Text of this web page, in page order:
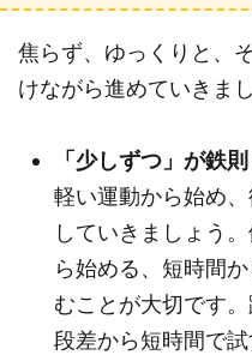
焦らず、ゆっくりと、
けながら進めていきまし
「少しずつ」が鉄則
軽い運動から始め
していきましょう
ら始める、短時間
むことが大切です
段差から短時間で